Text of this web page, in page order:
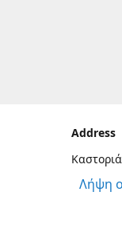
Address
Λήψη